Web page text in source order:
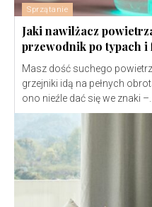
Sprzątanie
Jaki nawilżacz
przewodnik po typach
Masz dość suchego
grzejniki idą na pełnych
ono nieźle dać się we znaki